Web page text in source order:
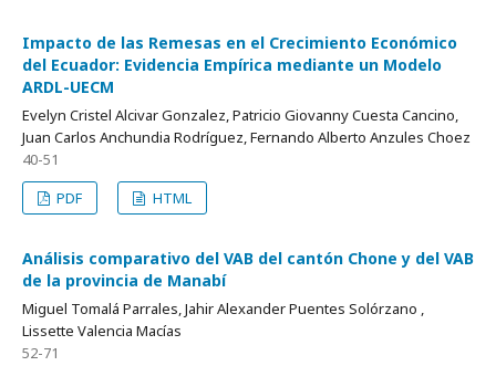
Impacto de las Remesas en el Crecimiento Económico
del Ecuador: Evidencia Empírica mediante un Modelo
ARDL-UECM
Evelyn Cristel Alcivar Gonzalez, Patricio Giovanny Cuesta Cancino,
Juan Carlos Anchundia Rodríguez, Fernando Alberto Anzules Choez
40-51
PDF
HTML
Análisis comparativo del VAB del cantón Chone y del VAB
de la provincia de Manabí
Miguel Tomalá Parrales, Jahir Alexander Puentes Solórzano ,
Lissette Valencia Macías
52-71